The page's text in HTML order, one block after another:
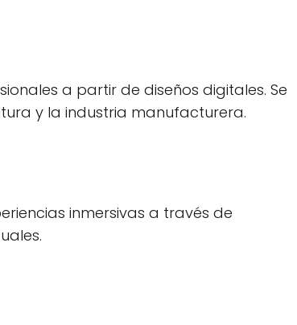
a partir de diseños digitales. Se
y la industria manufacturera.
inmersivas a través de